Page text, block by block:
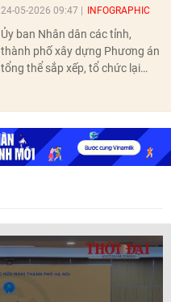
24-05-2026 09:47 INFOGRAPHIC
Ủy ban Nhân dân các tỉnh,
thành phố xây dựng Phương án
tổng thể sắp xếp, tổ chức lại